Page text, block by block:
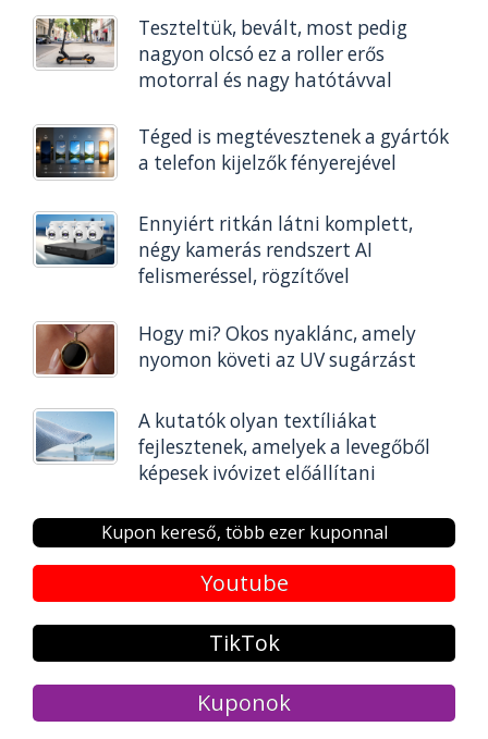
Teszteltük, bevált, most pedig
nagyon olcsó ez a roller erős
motorral és nagy hatótávval
Téged is megtévesztenek a gyártók
a telefon kijelzők fényerejével
Ennyiért ritkán látni komplett,
négy kamerás rendszert AI
felismeréssel, rögzítővel
Hogy mi? Okos nyaklánc, amely
nyomon követi az UV sugárzást
A kutatók olyan textíliákat
fejlesztenek, amelyek a levegőből
képesek ivóvizet előállítani
Kupon kereső, több ezer kuponnal
Youtube
TikTok
Kuponok